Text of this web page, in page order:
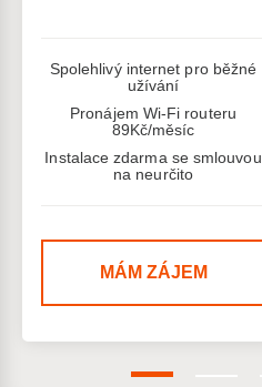
Spolehlivý internet pro běžné
užívání
Pronájem Wi-Fi routeru
89Kč/měsíc
Instalace zdarma se smlouvou
na neurčito
MÁM ZÁJEM